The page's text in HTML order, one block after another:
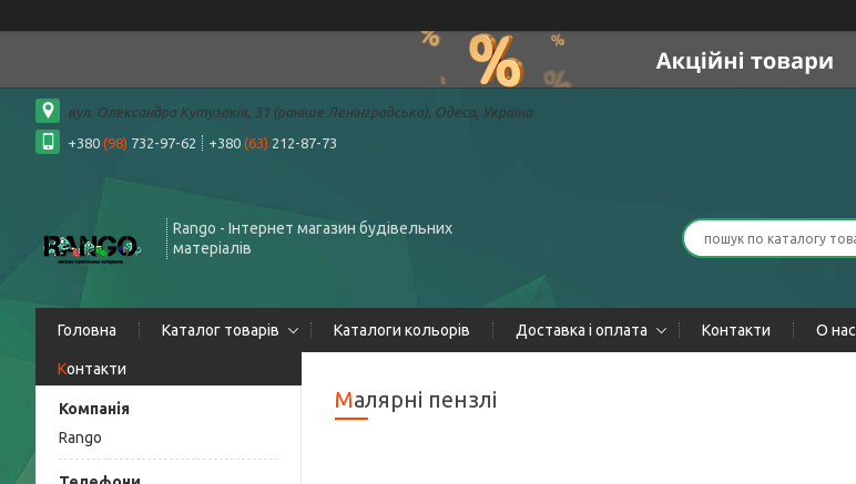
вул. Олександра Кутузакія, 31 (раніше Ленінградська), Одеса, Україна
+380 (98) 732-97-62 +380 (63) 212-87-73
Rango - Інтернет магазин будівельних
матеріалів
Головна Каталог товарів Каталоги кольорів Доставка і оплата Контакти О нас
Контакти
Rango
Малярні пензлі